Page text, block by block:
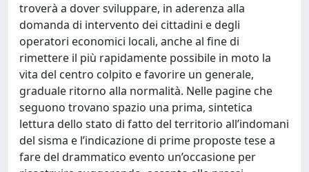
troverà a dover sviluppare, in aderenza alla
domanda di intervento dei cittadini e degli
operatori economici locali, anche al fine di
rimettere il più rapidamente possibile in moto la
vita del centro colpito e favorire un generale,
graduale ritorno alla normalità. Nelle pagine che
seguono trovano spazio una prima, sintetica
lettura dello stato di fatto del territorio all’indomani
del sisma e l’indicazione di prime proposte tese a
fare del drammatico evento un’occasione per